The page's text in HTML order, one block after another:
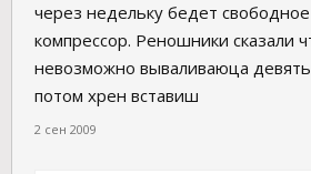
через недельку бедет
компрессор. Реношники сказали
невозможно вываливаюца
потом хрен вставиш
2 сен 2009